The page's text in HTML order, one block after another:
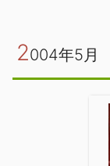
2004年5月